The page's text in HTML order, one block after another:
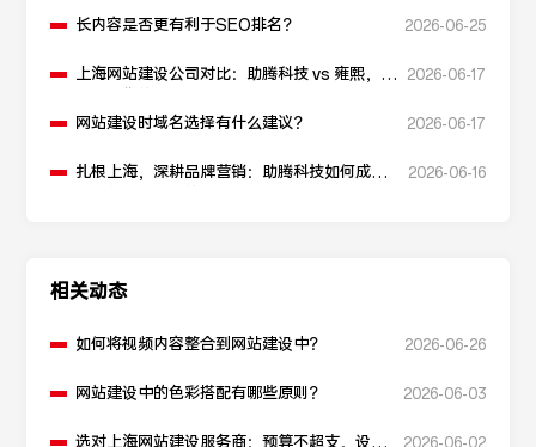
长内容是否更有利于SEO排名？ 2026-06-25
上海网站建设公司对比：助腾科技 vs 雍熙，如
2026-06-17
网站建设时域名选择有什么建议？ 2026-06-17
扎根上海，深耕品牌营销：助腾科技如何成为
2026-06-16
相关动态
如何将视频内容整合到网站建设中？ 2026-06-26
网站建设中的色彩搭配有哪些原则？ 2026-06-03
选对上海网站建设服务商：预算不超支，设计
2026-06-02